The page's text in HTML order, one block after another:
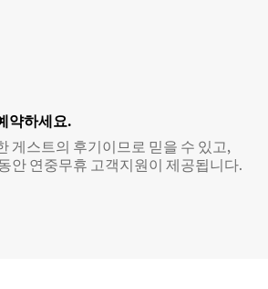
약하세요.
게스트의 후기이므로 믿을 수 있고,
안 연중무휴 고객지원이 제공됩니다.